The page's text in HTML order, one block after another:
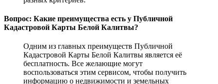
Вопрос: Какие преимущества есть у Публичной
Кадастровой Карты Белой Калитвы?
Одним из главных преимуществ Публичной
Кадастровой Карты Белой Калитвы является её
бесплатность. Все желающие могут
воспользоваться этим сервисом, чтобы получить
информацию о недвижимости и земельных